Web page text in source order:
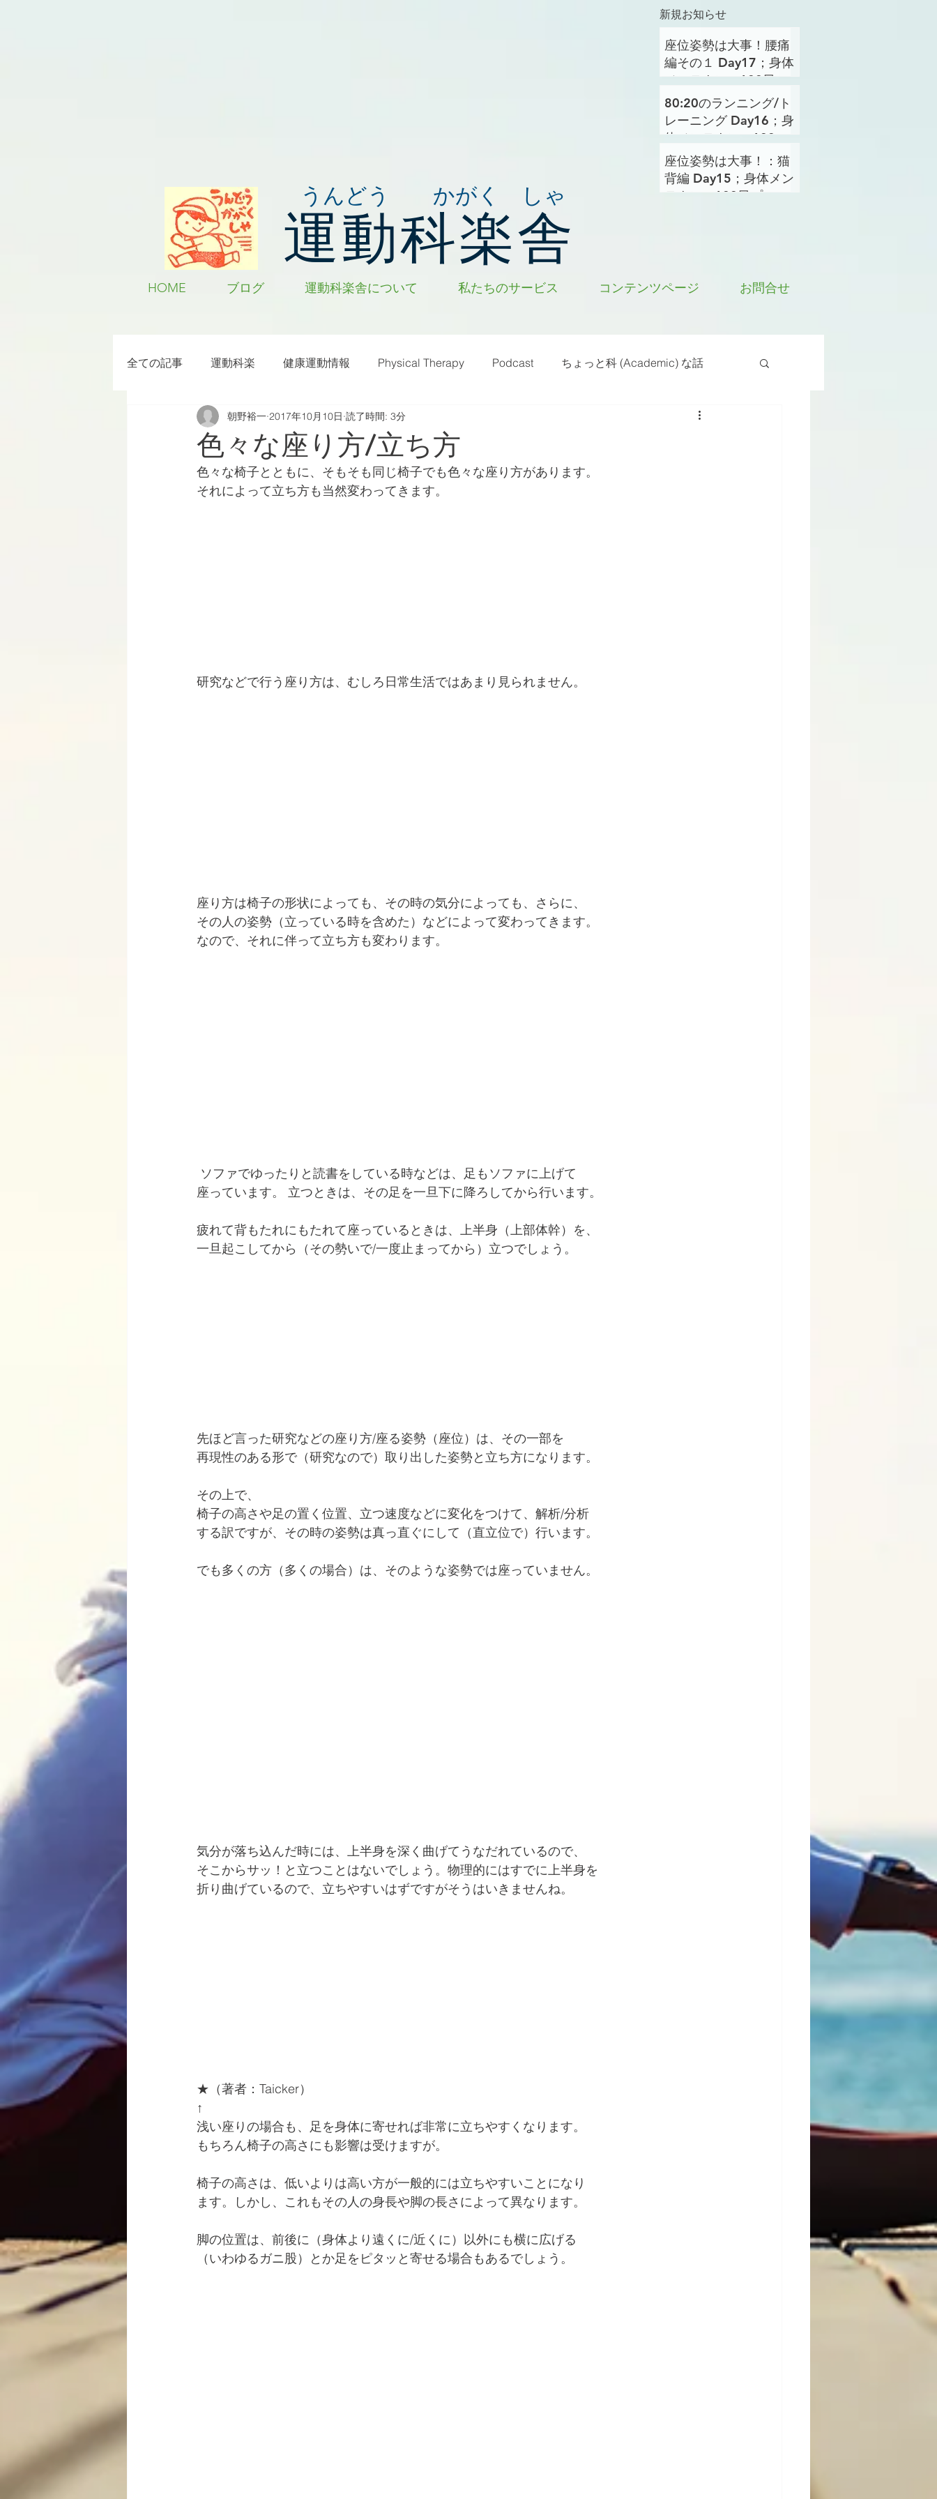
新規お知らせ
うんどう かがく しゃ
運動科楽舎
座位姿勢は大事！腰痛
編その１ Day17；身体
メンテナンス100日プ
ロジェクト
80:20のランニング/ト
レーニング Day16；身
体メンテナンス100日
プロジェクト
座位姿勢は大事！：猫
背編 Day15；身体メン
テナンス100日プロジ
HOME ブログ 運動科楽舎について 私たちのサービス コンテンツページ お問合せ
全ての記事 運動科楽 健康運動情報 Physical Therapy Podcast ちょっと科 (Academic) な話
ちょっと楽 (Entertainment) な話 雑感その他
RWC2019 ラグビー カラダフリー 身体運動 姿勢 バランス
色々な座り方/立ち方
朝野裕一 2017年10月10日 読了時間: 3分
色々な椅子とともに、そもそも同じ椅子でも色々な座り方があります。
それによって立ち方も当然変わってきます。
研究などで行う座り方は、むしろ日常生活ではあまり見られません。
座り方は椅子の形状によっても、その時の気分によっても、さらに、
その人の姿勢（立っている時を含めた）などによって変わってきます。
なので、それに伴って立ち方も変わります。
ソファでゆったりと読書をしている時などは、足もソファに上げて
座っています。 立つときは、その足を一旦下に降ろしてから行います。
疲れて背もたれにもたれて座っているときは、上半身（上部体幹）を、
一旦起こしてから（その勢いで/一度止まってから）立つでしょう。
先ほど言った研究などの座り方/座る姿勢（座位）は、その一部を
再現性のある形で（研究なので）取り出した姿勢と立ち方になります。
その上で、
椅子の高さや足の置く位置、立つ速度などに変化をつけて、解析/分析
する訳ですが、その時の姿勢は真っ直ぐにして（直立位で）行います。
でも多くの方（多くの場合）は、そのような姿勢では座っていません。
気分が落ち込んだ時には、上半身を深く曲げてうなだれているので、
そこからサッ！と立つことはないでしょう。物理的にはすでに上半身を
折り曲げているので、立ちやすいはずですがそうはいきませんね。
★（著者：Taicker）
↑
浅い座りの場合も、足を身体に寄せれば非常に立ちやすくなります。
もちろん椅子の高さにも影響は受けますが。
椅子の高さは、低いよりは高い方が一般的には立ちやすいことになり
ます。しかし、これもその人の身長や脚の長さによって異なります。
脚の位置は、前後に（身体より遠くに/近くに）以外にも横に広げる
（いわゆるガニ股）とか足をピタッと寄せる場合もあるでしょう。